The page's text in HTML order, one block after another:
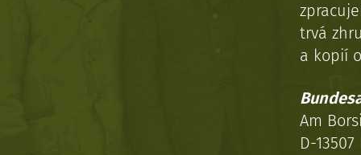
trvá
a kopií
Am
D-